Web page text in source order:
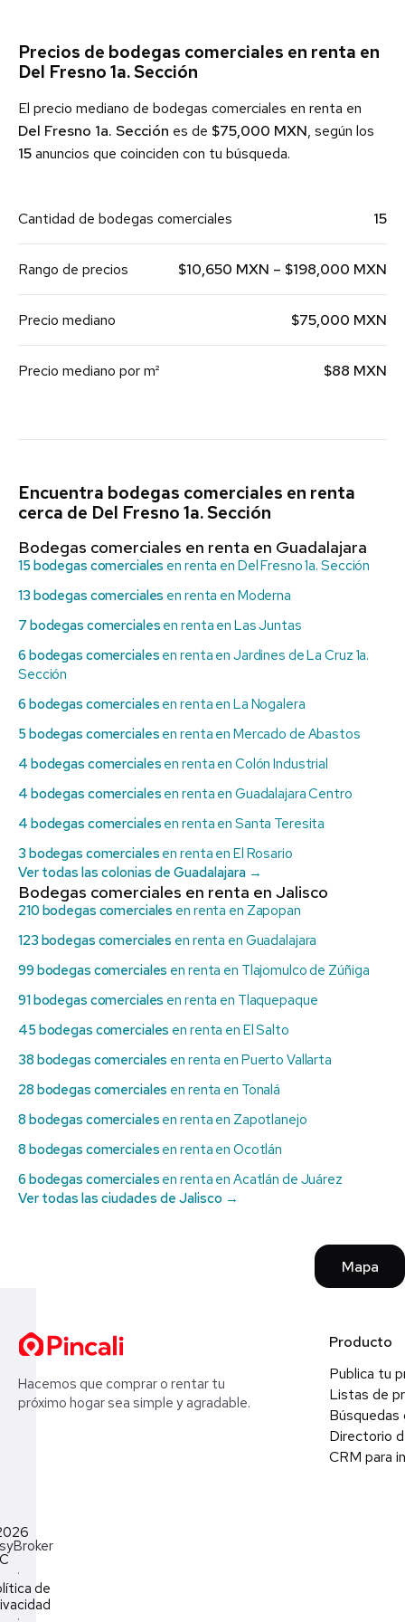
Precios de bodegas comerciales en renta en
Del Fresno 1a. Sección
El precio mediano de bodegas comerciales en renta en
Del Fresno 1a. Sección es de $75,000 MXN, según los
15anuncios que coinciden con tu búsqueda.
Cantidad de bodegas comerciales 15
Rango de precios $10,650 MXN – $198,000 MXN
Precio mediano $75,000 MXN
Precio mediano por m² $88 MXN
Encuentra bodegas comerciales en renta
cerca de Del Fresno 1a. Sección
Bodegas comerciales en renta en Guadalajara
15 bodegas comerciales en renta en Del Fresno 1a. Sección
13 bodegas comerciales en renta en Moderna
7 bodegas comerciales en renta en Las Juntas
6 bodegas comerciales en renta en Jardines de La Cruz 1a.
Sección
6 bodegas comerciales en renta en La Nogalera
5 bodegas comerciales en renta en Mercado de Abastos
4 bodegas comerciales en renta en Colón Industrial
4 bodegas comerciales en renta en Guadalajara Centro
4 bodegas comerciales en renta en Santa Teresita
3 bodegas comerciales en renta en El Rosario
Ver todas las colonias de Guadalajara →
Bodegas comerciales en renta en Jalisco
210 bodegas comerciales en renta en Zapopan
123 bodegas comerciales en renta en Guadalajara
99 bodegas comerciales en renta en Tlajomulco de Zúñiga
91 bodegas comerciales en renta en Tlaquepaque
45 bodegas comerciales en renta en El Salto
38 bodegas comerciales en renta en Puerto Vallarta
28 bodegas comerciales en renta en Tonalá
8 bodegas comerciales en renta en Zapotlanejo
8 bodegas comerciales en renta en Ocotlán
6 bodegas comerciales en renta en Acatlán de Juárez
Ver todas las ciudades de Jalisco →
Mapa
Hacemos que comprar o rentar tu
próximo hogar sea simple y agradable.
Producto
Publica tu
Listas de
Búsquedas
Directorio
CRM para
·
de